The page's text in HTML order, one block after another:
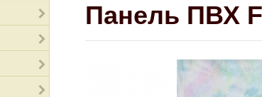
Панель ПВХ